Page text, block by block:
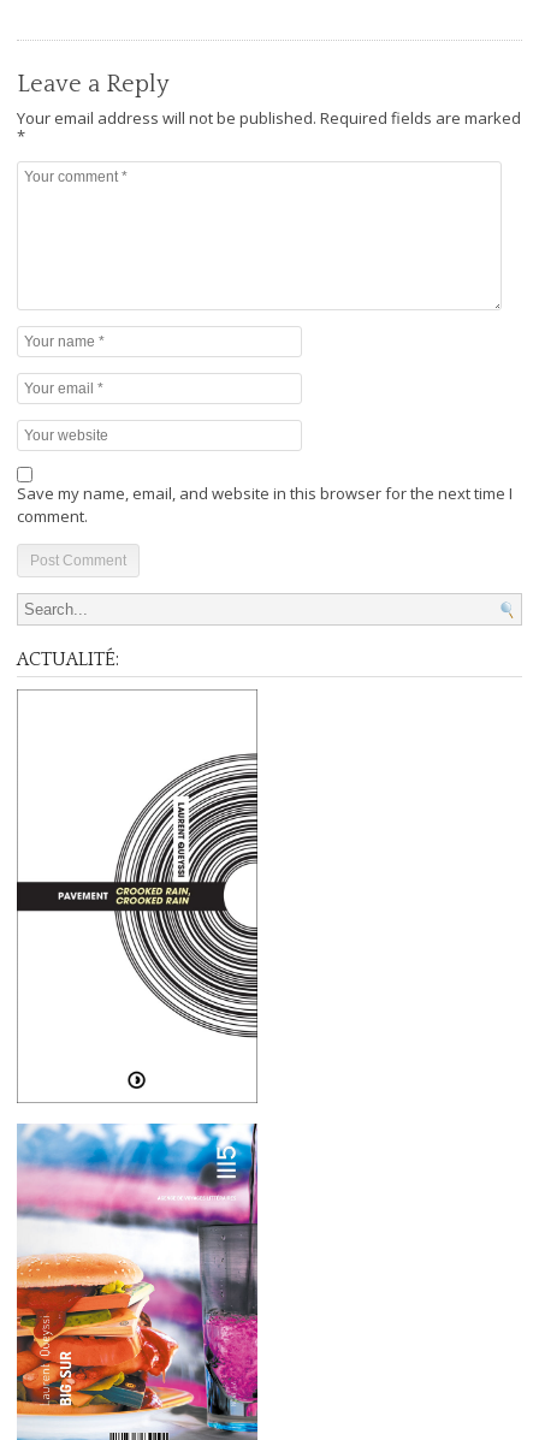
Leave a Reply
Your email address will not be published. Required fields are marked
*
Save my name, email, and website in this browser for the next time I
comment.
Search for:
ACTUALITÉ: